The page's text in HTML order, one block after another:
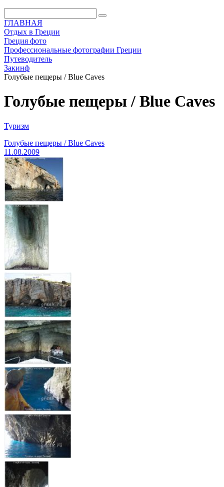
ГЛАВНАЯ
Отдых в Греции
Греция фото
Профессиональные фотографии Греции
Путеводитель
Закинф
Голубые пещеры / Blue Caves
Голубые пещеры / Blue Caves
Туризм
Голубые пещеры / Blue Caves
11.08.2009